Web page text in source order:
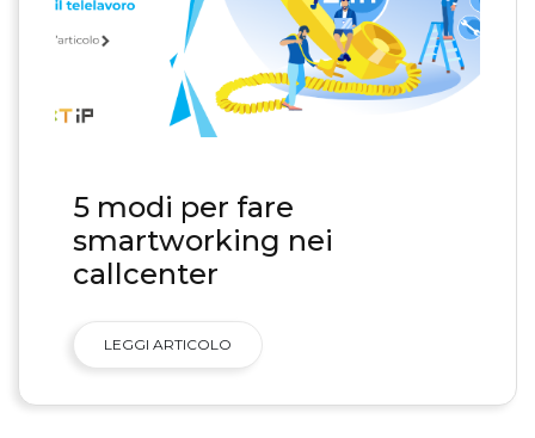
5 modi per fare
smartworking nei
callcenter
LEGGI ARTICOLO